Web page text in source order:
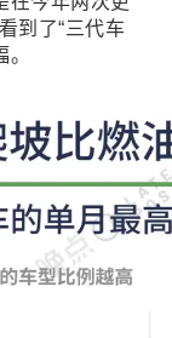
到了“三代车